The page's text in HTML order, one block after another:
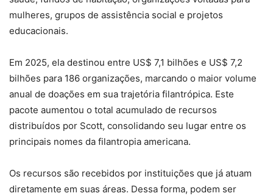
mulheres, grupos de assistência social e projetos
educacionais.
Em 2025, ela destinou entre US$ 7,1 bilhões e US$ 7,2
bilhões para 186 organizações, marcando o maior volume
anual de doações em sua trajetória filantrópica. Este
pacote aumentou o total acumulado de recursos
distribuídos por Scott, consolidando seu lugar entre os
principais nomes da filantropia americana.
Os recursos são recebidos por instituições que já atuam
diretamente em suas áreas. Dessa forma, podem ser